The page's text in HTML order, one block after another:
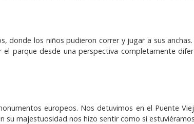
donde los niños pudieron correr y jugar a sus
parque desde una perspectiva completamente
europeos. Nos detuvimos en el Puente
majestuosidad nos hizo sentir como si